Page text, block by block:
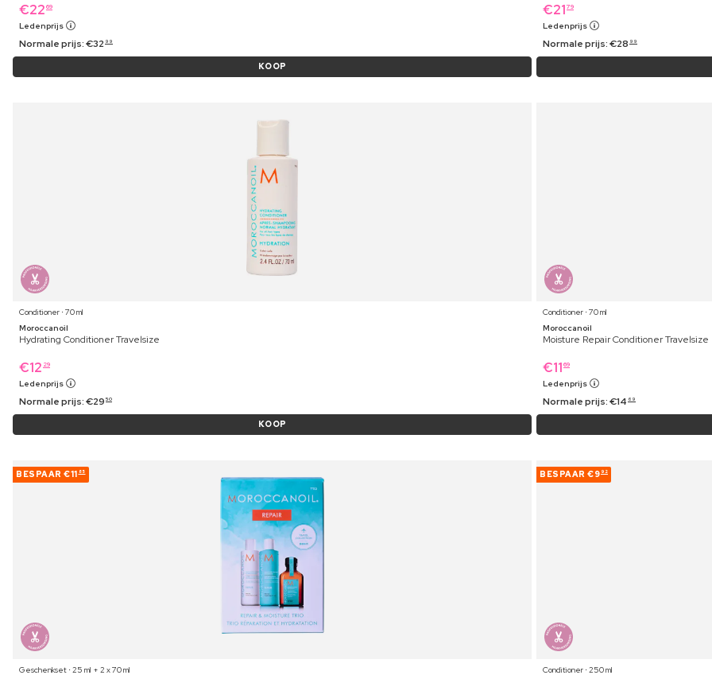
€22 69
Ledenprijs
Normale prijs:€32 99
KOOP
€21 79
Ledenprijs
Normale prijs:€28 99
Conditioner ⋅ 70 ml
Moroccanoil
Hydrating Conditioner Travelsize
€12 29
Ledenprijs
Normale prijs:€29 50
KOOP
Conditioner ⋅ 70 ml
Moroccanoil
Moisture Repair Conditioner Travelsize
€11 69
Ledenprijs
Normale prijs:€14 69
BESPAAR €11 85
Geschenkset ⋅ 25 ml + 2 x 70 ml
BESPAAR €9 92
Conditioner ⋅ 250 ml